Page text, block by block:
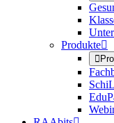
Produkte
